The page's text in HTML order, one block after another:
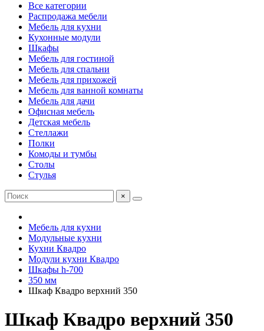
Все категории
Распродажа мебели
Мебель для кухни
Кухонные модули
Шкафы
Мебель для гостиной
Мебель для спальни
Мебель для прихожей
Мебель для ванной комнаты
Мебель для дачи
Офисная мебель
Детская мебель
Стеллажи
Полки
Комоды и тумбы
Столы
Стулья
×
Мебель для кухни
Модульные кухни
Кухни Квадро
Модули кухни Квадро
Шкафы h-700
350 мм
Шкаф Квадро верхний 350
Шкаф Квадро верхний 350